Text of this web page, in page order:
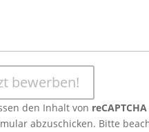
den Inhalt von reCAPTCHA
abzuschicken. Bitte